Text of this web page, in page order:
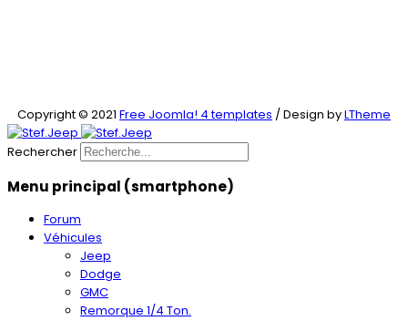
Copyright © 2021 Free Joomla! 4 templates / Design byLTheme
Rechercher
Menu principal (smartphone)
Forum
Véhicules
Jeep
Dodge
GMC
Remorque 1/4 Ton.